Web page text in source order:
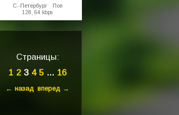
С.-Петербург Поп
128, 64 kbps
Страницы:
1 23 4 5... 16
← назад вперед →